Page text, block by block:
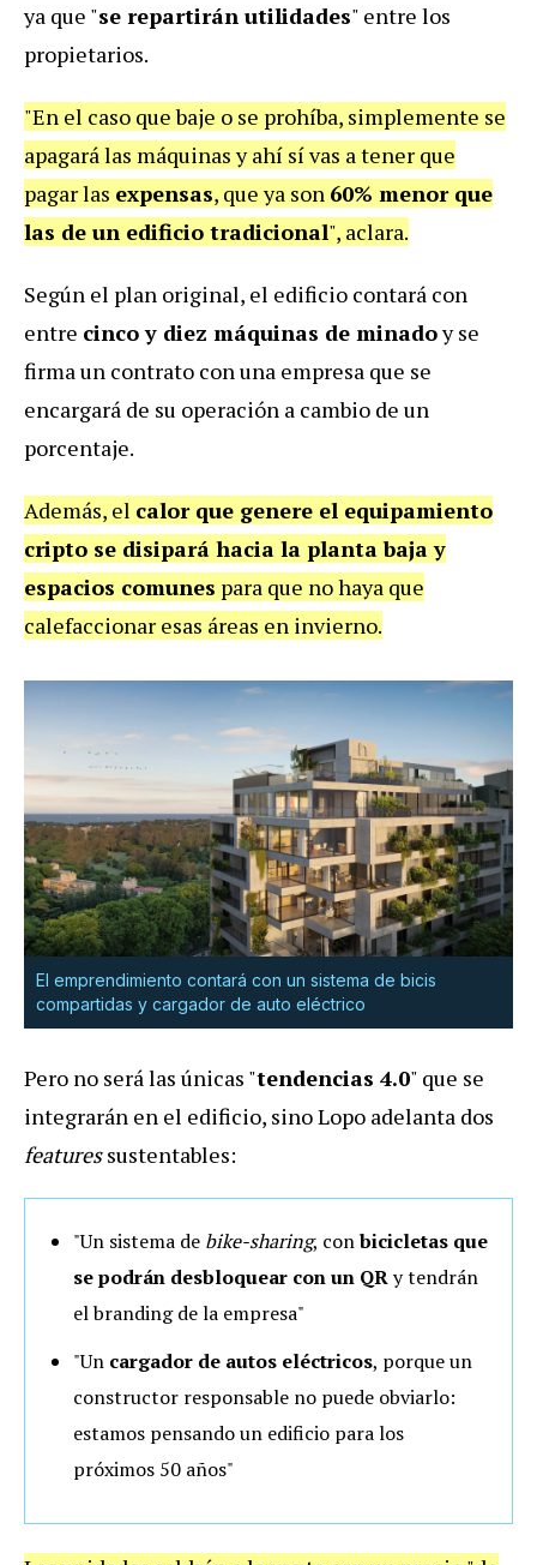
ya que "se repartirán utilidades" entre los
propietarios.
"En el caso que baje o se prohíba, simplemente se
apagará las máquinas y ahí sí vas a tener que
pagar las expensas, que ya son 60% menor que
las de un edificio tradicional", aclara.
Según el plan original, el edificio contará con
entre cinco y diez máquinas de minadoy se
firma un contrato con una empresa que se
encargará de su operación a cambio de un
porcentaje.
Además, el calor que genere el equipamiento
cripto se disipará hacia la planta baja y
espacios comunes para que no haya que
calefaccionar esas áreas en invierno.
El emprendimiento contará con un sistema de bicis
compartidas y cargador de auto eléctrico
Pero no será las únicas "tendencias 4.0" que se
integrarán en el edificio, sino Lopo adelanta dos
featuressustentables:
"Un sistema de bike-sharing, conbicicletas que
se podrán desbloquear con un QRy tendrán
el branding de la empresa"
"Un cargador de autos eléctricos, porque un
constructor responsable no puede obviarlo:
estamos pensando un edificio para los
próximos 50 años"